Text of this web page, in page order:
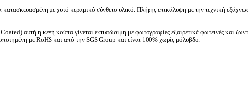
κατασκευασμένη με χυτό κεραμικό σύνθετο υλικό. Πλήρης επικάλυψη με την τεχνική
) αυτή η κενή κούπα γίνεται εκτυπώσιμη με φωτογραφίες εξαιρετικά φωτεινές και
με RoHS και από την SGS Group και είναι 100% χωρίς μόλυβδο.